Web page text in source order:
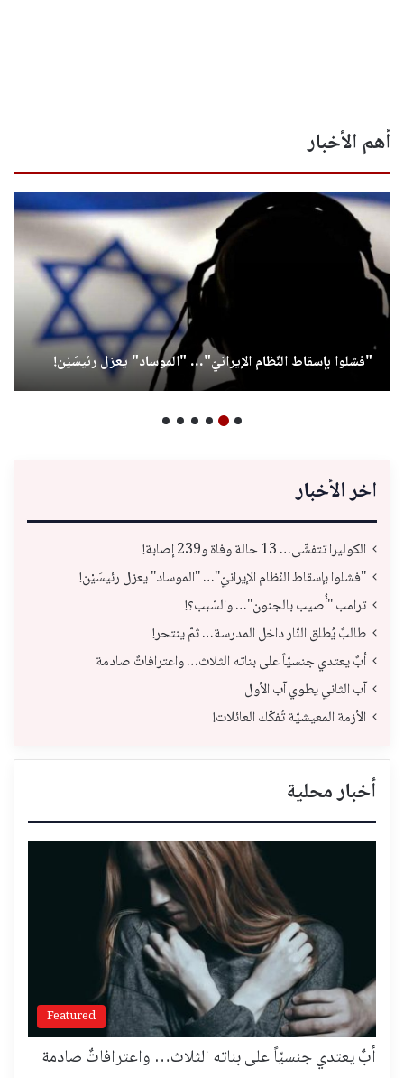
أهم الأخبار
"فشلوا بإسقاط النّظام الإيرانيّ"… "الموساد" يعزل رئيسَيْن!
اخر الأخبار
الكوليرا تتفشّى… 13 حالة وفاة و239 إصابة!
"فشلوا بإسقاط النّظام الإيرانيّ"… "الموساد" يعزل رئيسَيْن!
ترامب "أُصيب بالجنون"… والسّبب؟!
طالبٌ يُطلق النّار داخل المدرسة… ثمّ ينتحر!
أبٌ يعتدي جنسيّاً على بناته الثلاث… واعترافاتٌ صادمة
آب الثاني يطوي آب الأول
الأزمة المعيشيّة تُفكّك العائلات!
أخبار محلية
Featured
أبٌ يعتدي جنسيّاً على بناته الثلاث… واعترافاتٌ صادمة